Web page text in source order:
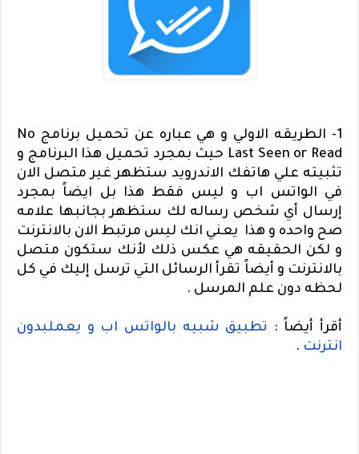
1- الطريقه الاولي و هي عباره عن تحميل برنامج
No
Last Seen or Read حيث بمجرد تحميل هذا البرنامج و
تثبيته علي هاتفك الاندرويد ستظهر غير متصل الان
في الواتس اب و ليس فقط هذا بل ايضاً بمجرد
إرسال أي شخص رساله لك ستظهر بجانبها علامه
صح واحده و هذا يعني انك ليس مرتبط الان بالانترنت
و لكن الحقيقه هي عكس ذلك لأنك ستكون متصل
بالانترنت و أيضاً تقرأ الرسائل التي ترسل إليك في كل
لحظه دون علم المرسل .
أقرأ أيضاً :
تطبيق شبيه بالواتس اب و يعملبدون
انترنت .